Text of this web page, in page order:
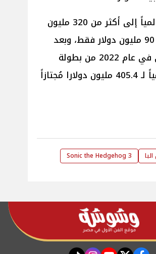
ونجح الجزء الأول نجاحاً ساحقاً حتى وصلت إيراداته عالمياً إلى أكثر من 320 مليون
دولاراً أمريكياً متفوقاً على ميزانية إنتاجه التي بلغت 90 مليون دولار فقط، وبعد
نجاح الفيلم أصدر منتجي الفيلم وصناعه الجزء الثاني في عام 2022 من بطولة
نفس الأبطال ونجح الفيلم أيضاً ووصلت إيراداته عالمياً لـ 405.4 مليون دولارا مُجتازاً
Sonic the Hedgehog 3